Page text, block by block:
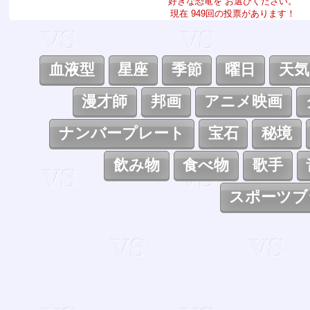
現在 949回の投票があります！
血液型 星座 季節 曜日
天気
漫才師
邦画 アニメ映画
ナンバープレート
宝石
秘境
飲み物
食べ物 歌手
スポーツ